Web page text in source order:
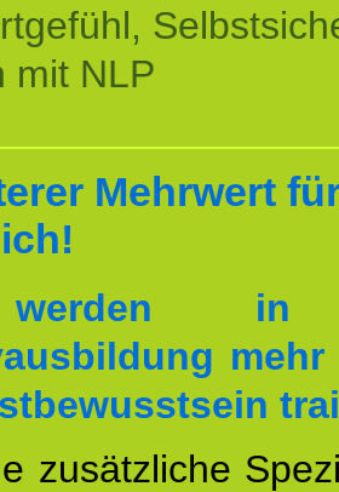
mit NLP
Mehrwert
in
zusätzliche